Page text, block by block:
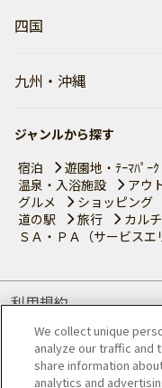
四国
九州・沖縄
ジャンルから探す
宿泊
遊園地・ﾃｰﾏﾊﾟｰｸ
温泉・入浴施設
アウ
グルメ
ショッピング
道の駅
旅行
カル
ＳＡ・ＰＡ（サービスエ
利用規約
個人情報の取り扱いに
会員優待サービスの
We collect unique
analyze our traffic and
share information
analytics and